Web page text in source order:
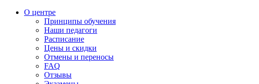
О центре
Принципы обучения
Наши педагоги
Расписание
Цены и скидки
Отмены и переносы
FAQ
Отзывы